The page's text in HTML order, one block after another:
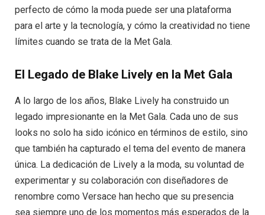
perfecto de cómo la moda puede ser una plataforma
para el arte y la tecnología, y cómo la creatividad no tiene
límites cuando se trata de la Met Gala.
El Legado de Blake Lively en la Met Gala
A lo largo de los años, Blake Lively ha construido un
legado impresionante en la Met Gala. Cada uno de sus
looks no solo ha sido icónico en términos de estilo, sino
que también ha capturado el tema del evento de manera
única. La dedicación de Lively a la moda, su voluntad de
experimentar y su colaboración con diseñadores de
renombre como Versace han hecho que su presencia
sea siempre uno de los momentos más esperados de la